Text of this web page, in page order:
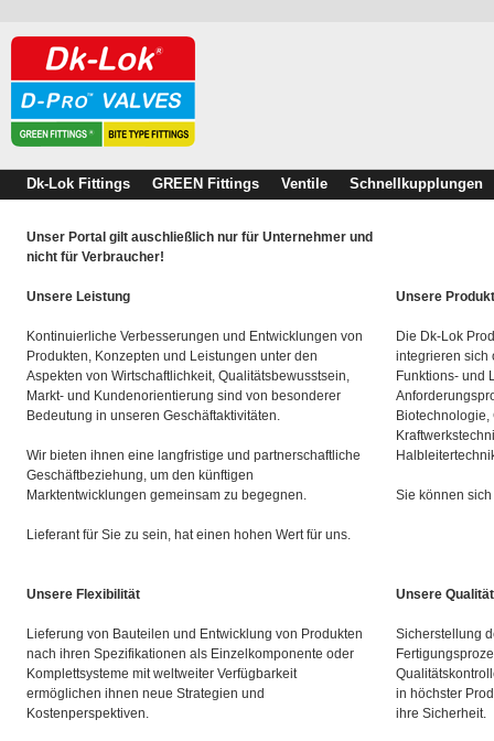
Dk-Lok Fittings GREEN Fittings Ventile Schnellkupplungen
Unser Portal gilt auschließlich nur für Unternehmer und
nicht für Verbraucher!
Unsere Leistung
Kontinuierliche Verbesserungen und Entwicklungen von
Produkten, Konzepten und Leistungen unter den
Aspekten von Wirtschaftlichkeit, Qualitätsbewusstsein,
Markt- und Kundenorientierung sind von besonderer
Bedeutung in unseren Geschäftaktivitäten.
Wir bieten ihnen eine langfristige und partnerschaftliche
Geschäftbeziehung, um den künftigen
Marktentwicklungen gemeinsam zu begegnen.
Lieferant für Sie zu sein, hat einen hohen Wert für uns.
Unsere
Die Dk-Lok
integrieren sich
Funktions- und
Sie können
Unsere Flexibilität
Lieferung von Bauteilen und Entwicklung von Produkten
nach ihren Spezifikationen als Einzelkomponente oder
Komplettsysteme mit weltweiter Verfügbarkeit
ermöglichen ihnen neue Strategien und
Kostenperspektiven.
Unsere Qualität
Sicherstellung
in höchster
ihre Sicherheit.